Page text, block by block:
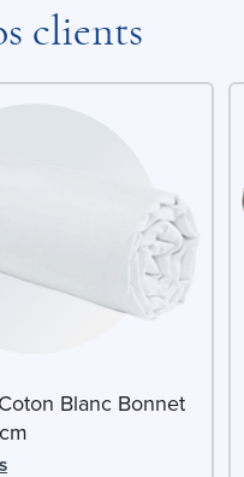
clients
Blanc Bonnet